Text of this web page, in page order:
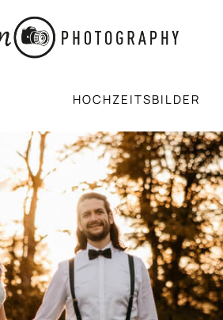
HOCHZEITSBILDER